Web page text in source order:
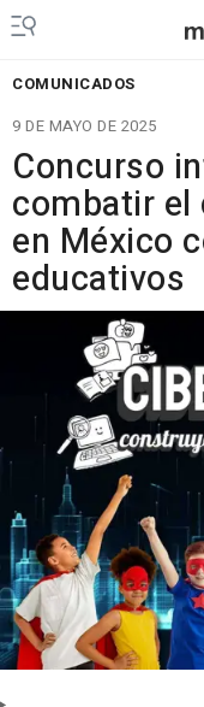
COMUNICADOS
9 DE MAYO DE 2025
Concurso
combatir el
en México
educativos